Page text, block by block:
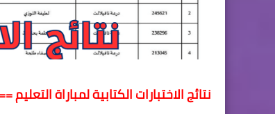
نتائج الاختبارات الكتابية لمباراة التعليم ==دورة